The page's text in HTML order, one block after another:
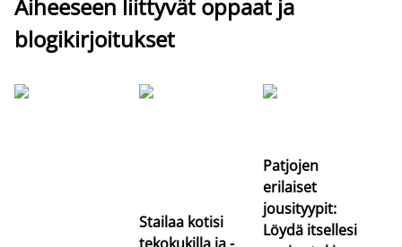
Aiheeseen liittyvät oppaat ja
blogikirjoitukset
Stailaa kotisi
Patjojen
erilaiset
jousityypit:
Löydä itsellesi